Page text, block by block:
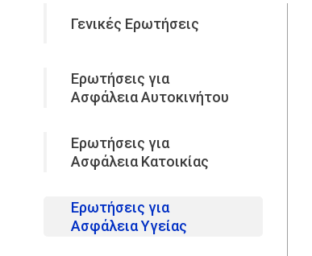
Γενικές Ερωτήσεις
Ερωτήσεις για
Ασφάλεια Αυτοκινήτου
Ερωτήσεις για
Ασφάλεια Κατοικίας
Ερωτήσεις για
Ασφάλεια Υγείας